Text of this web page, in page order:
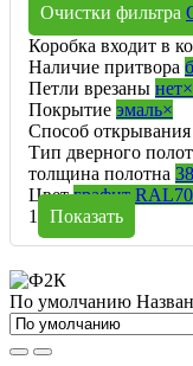
Очистки фильтра
Коробка входит в
Наличие притвора
Петли врезаны нет×
Покрытие эмаль×
Способ открывания
Тип дверного
толщина полотна
Цвет графит
1
Показать
По умолчанию